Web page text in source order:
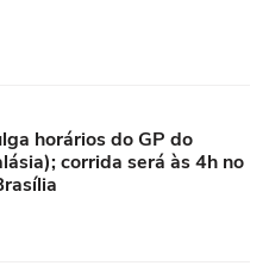
horários do GP do
corrida será às 4h no